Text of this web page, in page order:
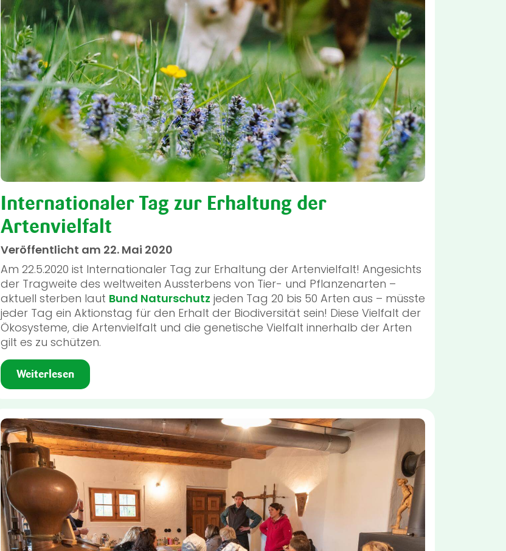
Internationaler Tag zur Erhaltung der
Artenvielfalt
Veröffentlicht am 22. Mai 2020
Am 22.5.2020 ist Internationaler Tag zur Erhaltung der Artenvielfalt! Angesichts
der Tragweite des weltweiten Aussterbens von Tier- und Pflanzenarten –
aktuell sterben laut Bund Naturschutz jeden Tag 20 bis 50 Arten aus – müsste
jeder Tag ein Aktionstag für den Erhalt der Biodiversität sein! Diese Vielfalt der
Ökosysteme, die Artenvielfalt und die genetische Vielfalt innerhalb der Arten
gilt es zu schützen.
Weiterlesen